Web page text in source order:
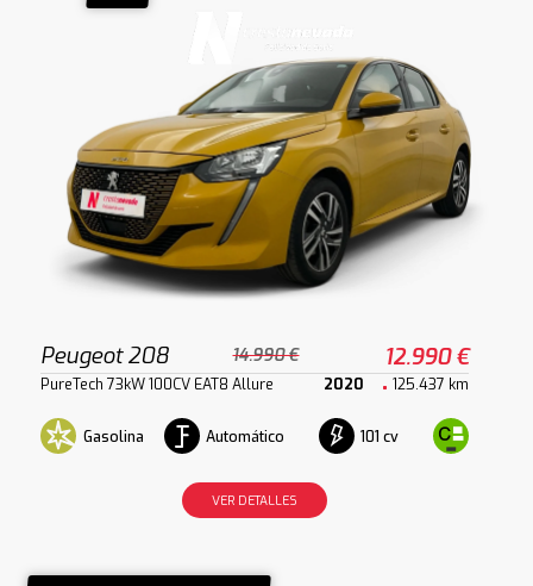
Peugeot 208 14.990 € 12.990 €
PureTech 73kW 100CV EAT8 Allure 2020 125.437 km
Gasolina Automático 101 cv
VER DETALLES